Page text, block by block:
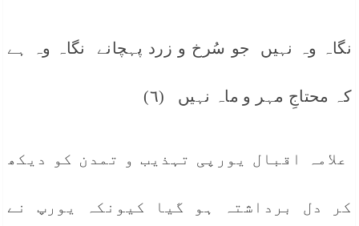
نگاہ وہ نہیں جو سُرخ و زرد پہچانے نگاہ وہ ہے
کہ محتاجِ مہر و ماہ نہیں (٦)
علامہ اقبال یورپی تہذیب و تمدن کو دیکھ
کر دل برداشتہ ہو گیا کیونکہ یورپ نے